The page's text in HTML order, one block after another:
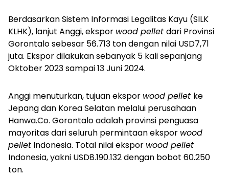
Berdasarkan Sistem Informasi Legalitas Kayu (SILK
KLHK), lanjut Anggi, ekspor wood pellet dari Provinsi
Gorontalo sebesar 56.713 ton dengan nilai USD7,71
juta. Ekspor dilakukan sebanyak 5 kali sepanjang
Oktober 2023 sampai 13 Juni 2024.
Anggi menuturkan, tujuan ekspor wood pellet ke
Jepang dan Korea Selatan melalui perusahaan
Hanwa.Co. Gorontalo adalah provinsi penguasa
mayoritas dari seluruh permintaan ekspor wood
pellet Indonesia. Total nilai ekspor wood pellet
Indonesia, yakni USD8.190.132 dengan bobot 60.250
ton.